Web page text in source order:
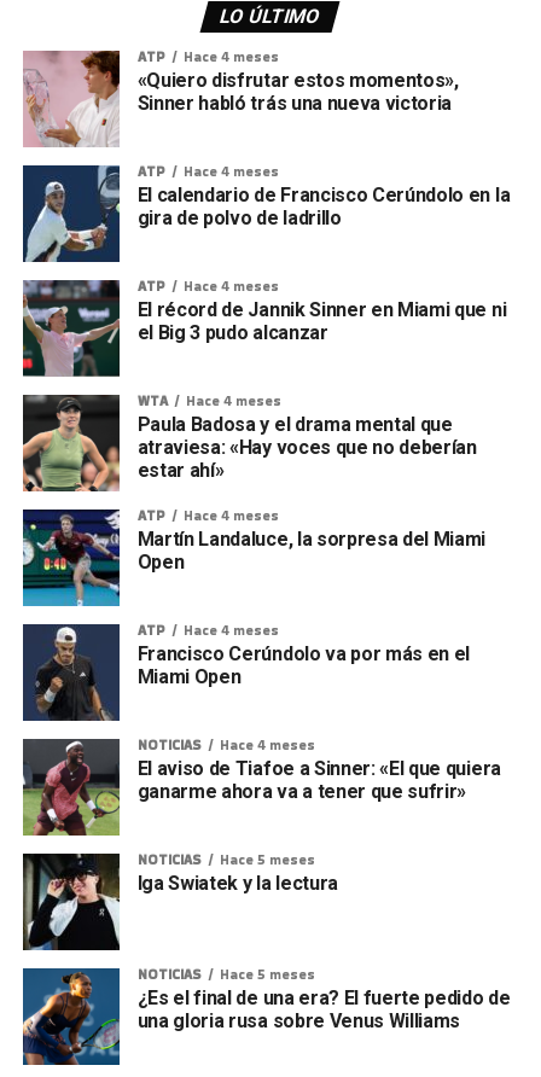
LO ÚLTIMO
ATP Hace 4 meses
«Quiero disfrutar estos momentos»,
Sinner habló trás una nueva victoria
ATP Hace 4 meses
El calendario de Francisco Cerúndolo en la
gira de polvo de ladrillo
ATP Hace 4 meses
El récord de Jannik Sinner en Miami que ni
el Big 3 pudo alcanzar
WTA Hace 4 meses
Paula Badosa y el drama mental que
atraviesa: «Hay voces que no deberían
estar ahí»
ATP Hace 4 meses
Martín Landaluce, la sorpresa del Miami
Open
ATP Hace 4 meses
Francisco Cerúndolo va por más en el
Miami Open
NOTICIAS Hace 4 meses
El aviso de Tiafoe a Sinner: «El que quiera
ganarme ahora va a tener que sufrir»
NOTICIAS Hace 5 meses
Iga Swiatek y la lectura
NOTICIAS Hace 5 meses
¿Es el final de una era? El fuerte pedido de
una gloria rusa sobre Venus Williams